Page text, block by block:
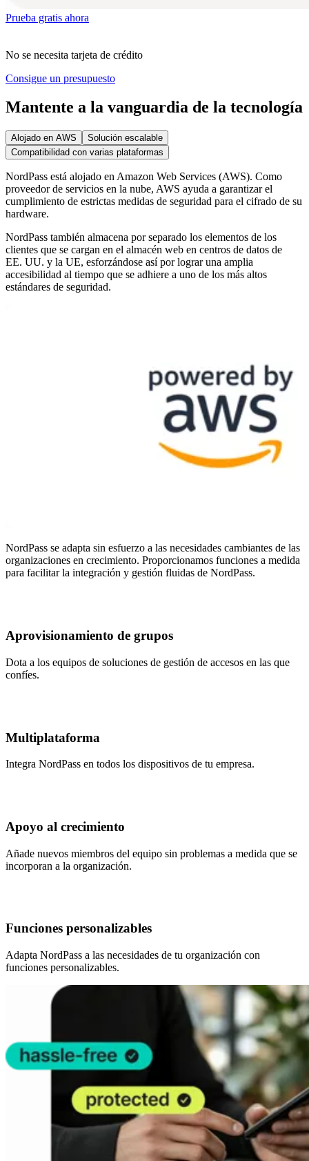
Prueba gratis ahora
No se necesita tarjeta de crédito
Consigue un presupuesto
Mantente a la vanguardia de la tecnología
Alojado en AWS
Solución escalable
Compatibilidad con varias plataformas
NordPass está alojado en Amazon Web Services (AWS). Como
proveedor de servicios en la nube, AWS ayuda a garantizar el
cumplimiento de estrictas medidas de seguridad para el cifrado de su
hardware.
NordPass también almacena por separado los elementos de los
clientes que se cargan en el almacén web en centros de datos de
EE. UU. y la UE, esforzándose así por lograr una amplia
accesibilidad al tiempo que se adhiere a uno de los más altos
estándares de seguridad.
NordPass se adapta sin esfuerzo a las necesidades cambiantes de las
organizaciones en crecimiento. Proporcionamos funciones a medida
para facilitar la integración y gestión fluidas de NordPass.
Aprovisionamiento de grupos
Dota a los equipos de soluciones de gestión de accesos en las que
confíes.
Multiplataforma
Integra NordPass en todos los dispositivos de tu empresa.
Apoyo al crecimiento
Añade nuevos miembros del equipo sin problemas a medida que se
incorporan a la organización.
Funciones personalizables
Adapta NordPass a las necesidades de tu organización con
funciones personalizables.